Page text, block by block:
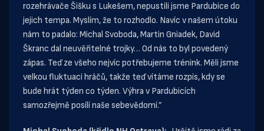
rozehrávače Šišku s Lukešem, nepustili jsme Pardubice do
jejich tempa. Myslím, že to rozhodlo. Navíc v našem útoku
nám to padalo: Michal Svoboda, Martin Gniadek, David
Škranc dal neuvěřitelné trojky… Od nás to byl povedený
zápas. Teď ze všeho nejvíc potřebujeme trénink. Měli jsme
velkou fluktuaci hráčů, takže teď vítáme rozpis, kdy se
bude hrát týden co týden. Výhra v Pardubicích
samozřejmě posílí naše sebevědomí.”